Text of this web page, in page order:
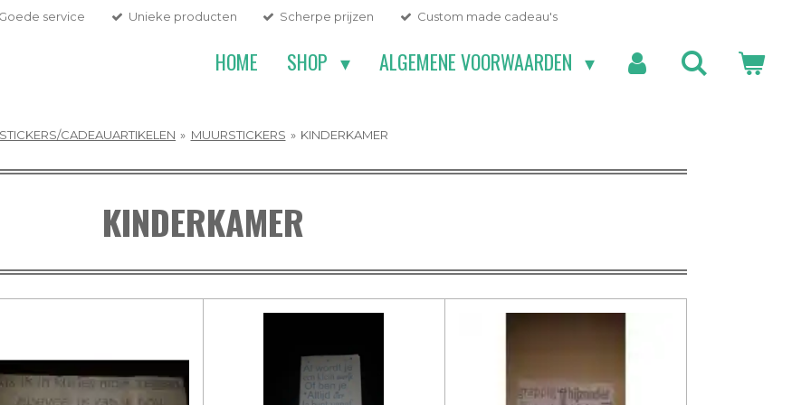
Goede service Unieke producten Scherpe prijzen Custom made cadeau's
HOME SHOP ALGEMENE VOORWAARDEN
CADEAUARTIKELEN » MUURSTICKERS » KINDERKAMER
KINDERKAMER